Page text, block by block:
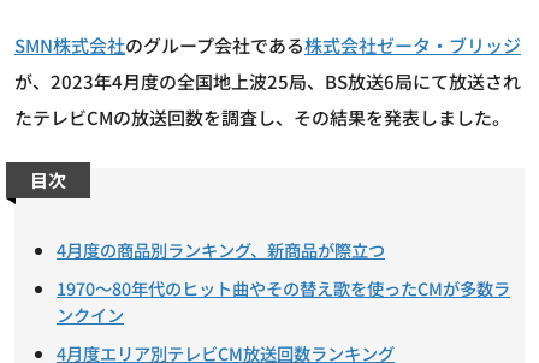
SMN株式会社のグループ会社である株式会社ゼータ・ブリッジ
が、2023年4月度の全国地上波25局、BS放送6局にて放送され
たテレビCMの放送回数を調査し、その結果を発表しました。
目次
4月度の商品別ランキング、新商品が際立つ
1970～80年代のヒット曲やその替え歌を使ったCMが多数ラ
ンクイン
4月度エリア別テレビCM放送回数ランキング